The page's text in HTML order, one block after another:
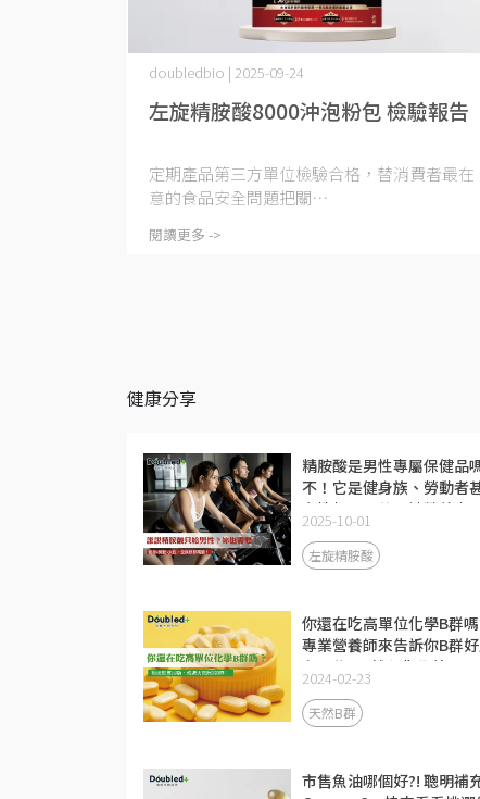
左旋精胺酸8000沖泡粉包 檢驗報告
doubledbio | 2025-09-24
定期產品第三方單位檢驗合格，替消費者最在
意的食品安全問題把關⋯
閱讀更多 ->
健康分享
精胺酸是男性專屬保健品
不！它是健身族、勞動者
女性都需要的關鍵營養素！
何挑選優質精胺酸？精胺酸
效、攝取量、什麼時候補充
次瞭解
2025-10-01
左旋精胺酸
你還在吃高單位化學B群嗎
專業營養師來告訴你B群
有哪些?天然和化學差別?
怎麼挑?
2024-02-23
天然B群
市售魚油哪個好?! 聰明補